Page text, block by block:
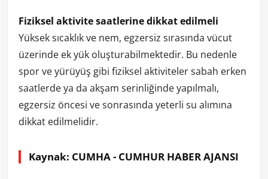
Fiziksel aktivite saatlerine dikkat edilmeli
Yüksek sıcaklık ve nem, egzersiz sırasında vücut
üzerinde ek yük oluşturabilmektedir. Bu nedenle
spor ve yürüyüş gibi fiziksel aktiviteler sabah erken
saatlerde ya da akşam serinliğinde yapılmalı,
egzersiz öncesi ve sonrasında yeterli su alımına
dikkat edilmelidir.
Kaynak: CUMHA - CUMHUR HABER AJANSI